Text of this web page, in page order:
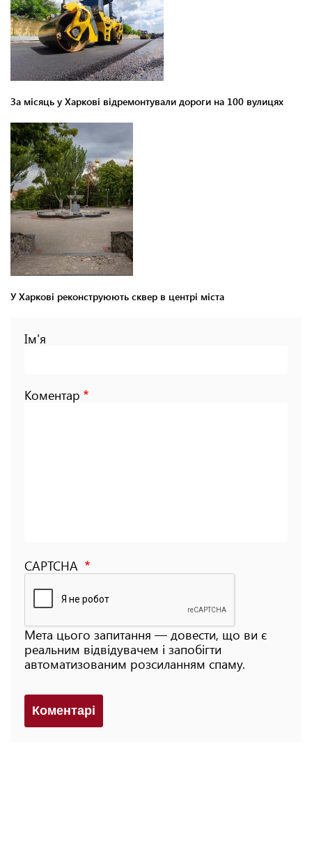
За місяць у Харкові відремонтували дороги на 100 вулицях
У Харкові реконструюють сквер в центрі міста
Ім'я
Коментар
CAPTCHA
Мета цього запитання — довести, що ви є
реальним відвідувачем і запобігти
автоматизованим розсиланням спаму.
Коментарi